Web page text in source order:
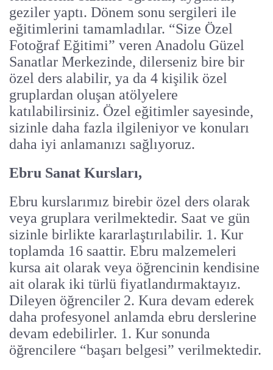
geziler yaptı. Dönem sonu sergileri ile
eğitimlerini tamamladılar. “Size Özel
Fotoğraf Eğitimi” veren Anadolu Güzel
Sanatlar Merkezinde, dilerseniz bire bir
özel ders alabilir, ya da 4 kişilik özel
gruplardan oluşan atölyelere
katılabilirsiniz. Özel eğitimler sayesinde,
sizinle daha fazla ilgileniyor ve konuları
daha iyi anlamanızı sağlıyoruz.
Ebru Sanat Kursları,
Ebru kurslarımız birebir özel ders olarak
veya gruplara verilmektedir. Saat ve gün
sizinle birlikte kararlaştırılabilir. 1. Kur
toplamda 16 saattir. Ebru malzemeleri
kursa ait olarak veya öğrencinin kendisine
ait olarak iki türlü fiyatlandırmaktayız.
Dileyen öğrenciler 2. Kura devam ederek
daha profesyonel anlamda ebru derslerine
devam edebilirler. 1. Kur sonunda
öğrencilere “başarı belgesi” verilmektedir.